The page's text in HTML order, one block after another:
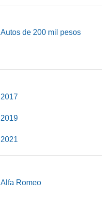
Autos de 200 mil pesos
2017
2019
2021
Alfa Romeo